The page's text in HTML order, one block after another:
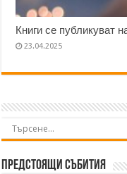
Книги се публикуват
23.04.2025
Предстоящи събития